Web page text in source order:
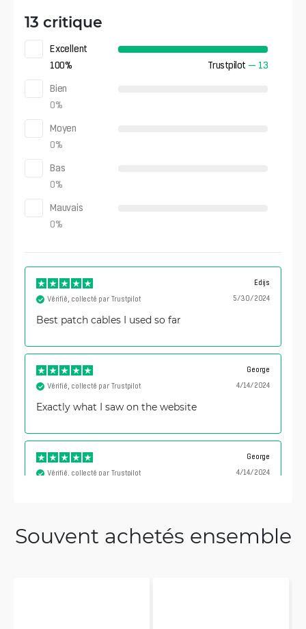
13 critique
Excellent
100% Trustpilot — 13
Bien
0%
Moyen
0%
Bas
0%
Mauvais
0%
Edijs
5/30/2024
Vérifié, collecté par Trustpilot
Best patch cables I used so far
George
4/14/2024
Vérifié, collecté par Trustpilot
Exactly what I saw on the website
George
4/14/2024
Vérifié, collecté par Trustpilot
Dmitrijs
Souvent achetés ensemble